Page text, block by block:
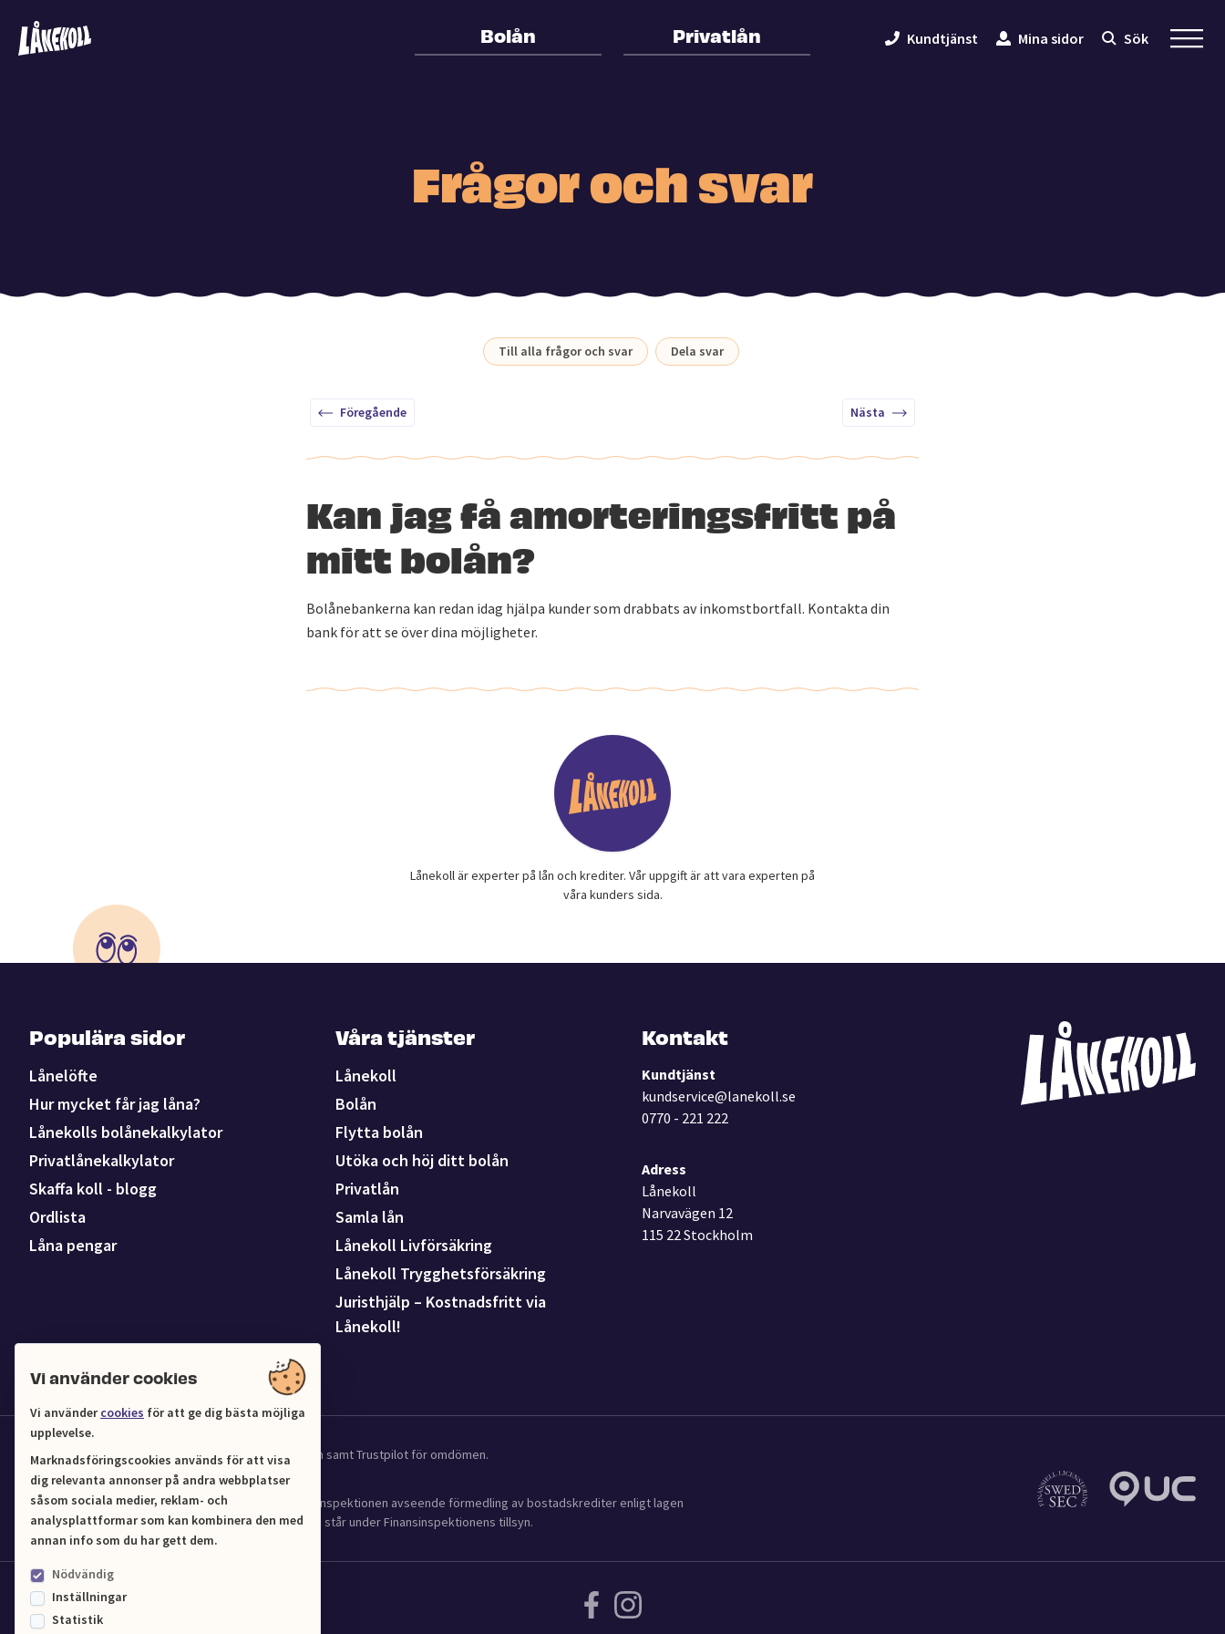
Vi använder cookies
Vi användercookies för att ge dig bästa möjliga
upplevelse.
Marknadsföringscookies används för att visa
dig relevanta annonser på andra webbplatser
såsom sociala medier, reklam- och
analysplattformar som kan kombinera den med
annan info som du har gett dem.
Nödvändig
Inställningar
Statistik
Bolån Privatlån Kundtjänst Mina sidor Sök
Frågor och svar
Till alla frågor och svar Dela svar
Föregående Nästa
Kan jag få amorteringsfritt på
mitt bolån?
Bolånebankerna kan redan idag hjälpa kunder som drabbats av inkomstbortfall. Kontakta din
bank för att se över dina möjligheter.
Lånekoll är experter på lån och krediter. Vår uppgift är att vara experten på
våra kunders sida.
Populära sidor
Lånelöfte
Hur mycket får jag låna?
Lånekolls bolånekalkylator
Privatlånekalkylator
Skaffa koll - blogg
Ordlista
Låna pengar
Våra tjänster
Lånekoll
Bolån
Flytta bolån
Utöka och höj ditt bolån
Privatlån
Samla lån
Lånekoll Livförsäkring
Lånekoll Trygghetsförsäkring
Juristhjälp – Kostnadsfritt via
Lånekoll!
Kontakt
Kundtjänst
kundservice@lanekoll.se
0770 - 221 222
Adress
Lånekoll
Narvavägen 12
115 22 Stockholm
Vi samarbetar med UC för kredit och affärsinformation samt Trustpilot för omdömen.
Lånekoll (Org.nr 556961-4216) har tillstånd från Finansinspektionen avseende förmedling av bostadskrediter enligt lagen
(2016:1024) om verksamhet med bostadskrediter och står under Finansinspektionens tillsyn.